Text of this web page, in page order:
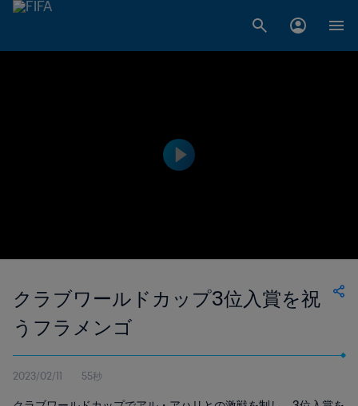
クラブワールドカップ3位入賞を祝
うフラメンゴ
2023/02/11 55秒